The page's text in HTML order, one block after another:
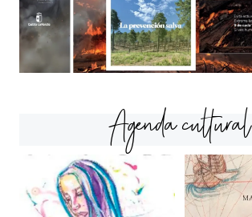
Agenda cultural